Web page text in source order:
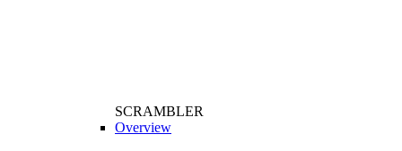
SCRAMBLER
Overview